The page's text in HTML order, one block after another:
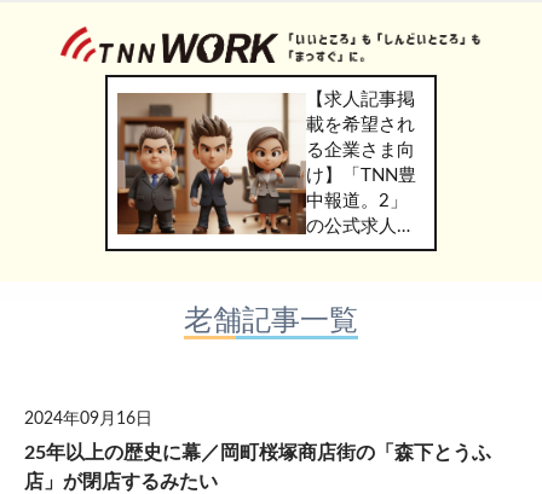
【求人記事掲
載を希望され
る企業さま向
け】「TNN豊
中報道。2」
の公式求人情
報サービス
WORK」のご
掲載につきま
老舗記事一覧
2024年09月16日
25年以上の歴史に幕／岡町桜塚商店街の「森下とうふ
店」が閉店するみたい